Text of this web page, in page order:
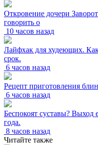
Откровение дочери
говорить о
10 часов назад
Лайфхак для худеющих.
срок.
6 часов назад
Рецепт приготовления
6 часов назад
Беспокоят суставы? Выход
года.
8 часов назад
Читайте также